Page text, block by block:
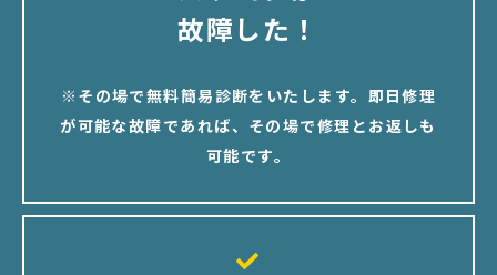
故障した！
※その場で無料簡易診断をいたします。即日修理
が可能な故障であれば、その場で修理とお返しも
可能です。